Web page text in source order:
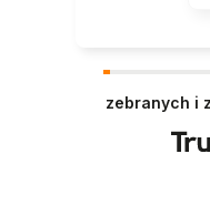
zebranych i